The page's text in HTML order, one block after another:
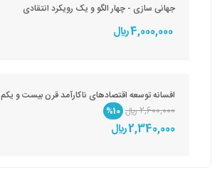
جهانی سازی - چهار الگو و یک رویکرد انتقادی
4,000,000 ريال
افسانه توسعه اقتصادهای ناکارآمد قرن بیست و یکم
2,600,000 ريال
%10
2,340,000 ريال